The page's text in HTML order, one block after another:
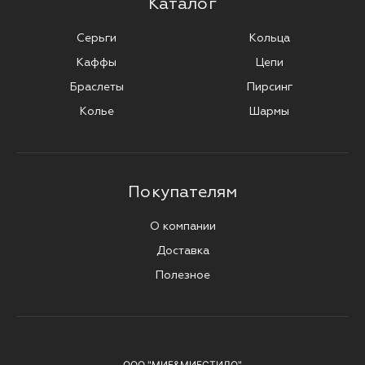
Серьги
Каффы
Браслеты
Колье
Кольца
Цепи
Пирсинг
Шармы
Покупателям
О компании
Доставка
Полезное